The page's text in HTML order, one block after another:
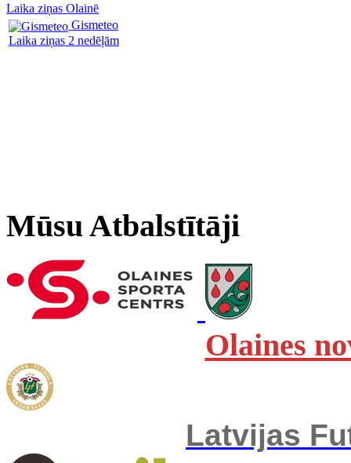
Laika ziņas Olainē
Gismeteo
Laika ziņas 2 nedēļām
Mūsu Atbalstītāji
Olaines
Latvijas